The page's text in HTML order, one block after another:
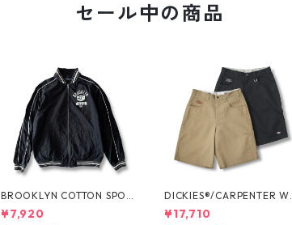
セール中の商品
BROOKLYN COTTON SPOR
T JKT by Polo Ralph Laure
n
¥7,920
DICKIES®/CARPENTER WI
DE SHORTS -SEDAN ALL-P
URPOSE-
¥17,710